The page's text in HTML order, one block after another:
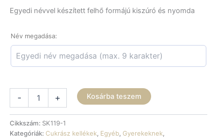
Egyedi névvel készített felhő formájú kiszúró és nyomda
Név megadása:
-
egyedi
névvel
+ Kosárba teszem
Cikkszám: SK119-1
Kategóriák: Cukrász kellékek, Egyéb, Gyerekeknek,